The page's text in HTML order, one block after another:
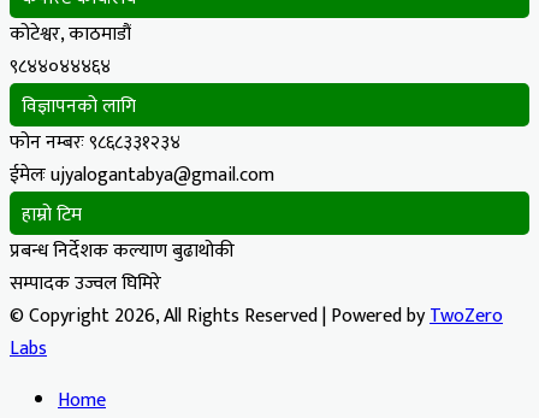
कोटेश्वर, काठमाडौं
९८४४०४४४६४
विज्ञापनको लागि
फोन नम्बरः ९८६८३३१२३४
ईमेलः ujyalogantabya@gmail.com
हाम्रो टिम
प्रबन्ध निर्देशक कल्याण बुढाथोकी
सम्पादक उज्वल घिमिरे
© Copyright 2026, All Rights Reserved | Powered byTwoZero
Labs
Home